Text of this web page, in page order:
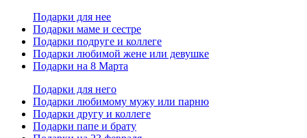
Подарки для нее
Подарки маме и сестре
Подарки подруге и коллеге
Подарки любимой жене или девушке
Подарки на 8 Марта
Подарки для него
Подарки любимому мужу или парню
Подарки другу и коллеге
Подарки папе и брату